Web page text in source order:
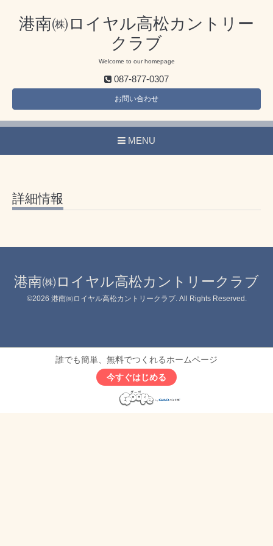
港南㈱ロイヤル高松カントリー
クラブ
Welcome to our homepage
087-877-0307
お問い合わせ
MENU
詳細情報
港南㈱ロイヤル高松カントリークラブ
©2026 港南㈱ロイヤル高松カントリークラブ. All Rights Reserved.
誰でも簡単、無料でつくれるホームページ
今すぐはじめる